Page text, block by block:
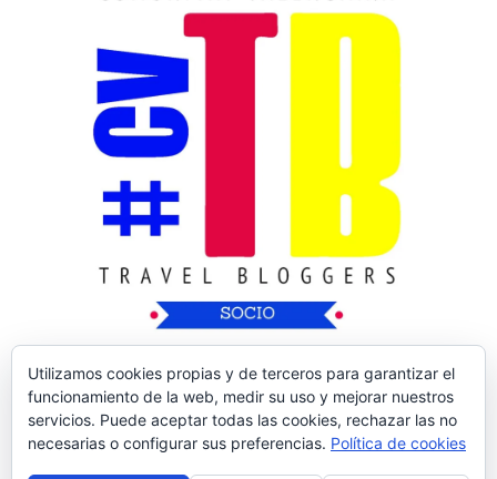
Copyright © 2026Nos Vamos de Rutica| Tema
Utilizamos cookies propias y de terceros para garantizar el
funcionamiento de la web, medir su uso y mejorar nuestros
servicios. Puede aceptar todas las cookies, rechazar las no
necesarias o configurar sus preferencias. Política de cookies